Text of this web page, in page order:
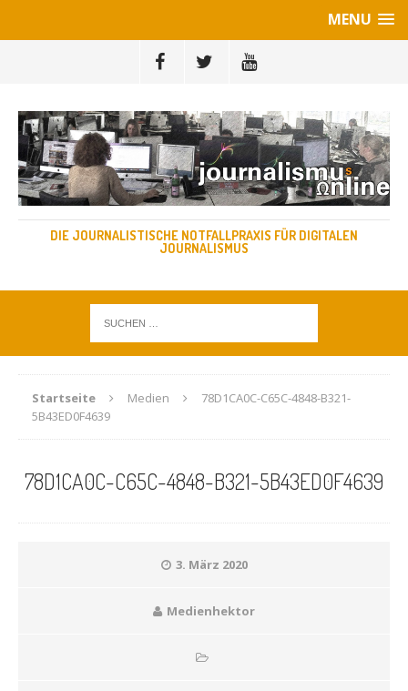
MENU
DIE JOURNALISTISCHE NOTFALLPRAXIS FÜR DIGITALEN
JOURNALISMUS
Startseite Medien
78D1CA0C-C65C-4848-B321-
5B43ED0F4639
78D1CA0C-C65C-4848-B321-5B43ED0F4639
3. März 2020
Medienhektor